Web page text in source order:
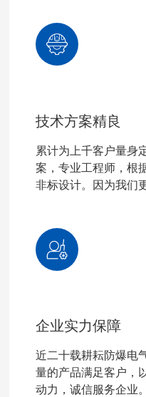
技术方案精良
累计为上千客户量身
案，专业工程师，根
非标设计。因为我们
企业实力保障
近二十载耕耘防爆电
量的产品满足客户，
动力，诚信服务企业。